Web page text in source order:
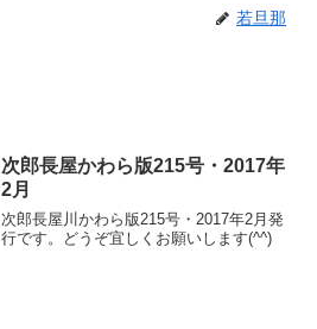
若旦那
次郎長屋かわら版215号・2017年
2月
次郎長屋川かわら版215号・2017年2月発
行です。どうぞ宜しくお願いします(^^)